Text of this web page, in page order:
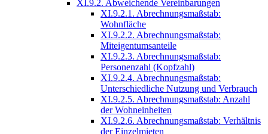
XI.9.2. Abweichende Vereinbarungen
XI.9.2.1. Abrechnungsmaßstab:
Wohnfläche
XI.9.2.2. Abrechnungsmaßstab:
Miteigentumsanteile
XI.9.2.3. Abrechnungsmaßstab:
Personenzahl (Kopfzahl)
XI.9.2.4. Abrechnungsmaßstab:
Unterschiedliche Nutzung und Verbrauch
XI.9.2.5. Abrechnungsmaßstab: Anzahl
der Wohneinheiten
XI.9.2.6. Abrechnungsmaßstab: Verhältnis
der Einzelmieten